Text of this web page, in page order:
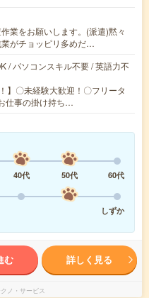
業をお願いします。(派遣)黙々
がチョッピリ多めだ…
/ パソコンスキル不要 / 英語力不
】〇未経験大歓迎！〇フリータ
仕事の掛け持ち…
40代 50代
60代
しずか
む 詳しく見る
ノ・サービス